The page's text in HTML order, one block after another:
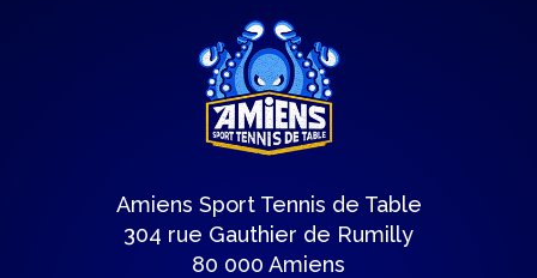
Amiens Sport Tennis de Table
304 rue Gauthier de Rumilly
80 000 Amiens